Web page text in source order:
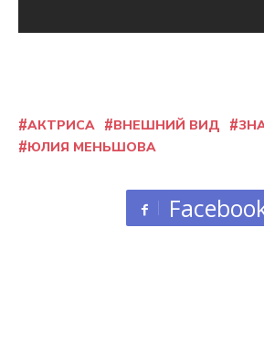
АКТРИСА ВНЕШНИЙ ВИД
ЮЛИЯ МЕНЬШОВА